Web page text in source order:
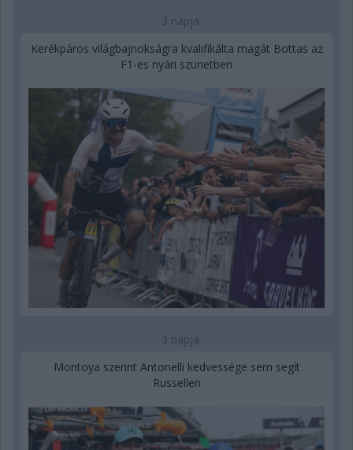
3 napja
Kerékpáros világbajnokságra kvalifikálta magát Bottas az
F1-es nyári szünetben
3 napja
Montoya szerint Antonelli kedvessége sem segít
Russellen